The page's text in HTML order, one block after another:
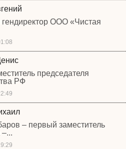
гендиректор ООО «Чистая
председателя
РФ
– первый заместитель
–...